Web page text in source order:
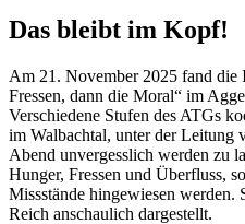
Das bleibt im Kopf!
Am 21. November 2025 fand die
Fressen, dann die Moral“ im
Verschiedene Stufen des ATGs
im Walbachtal, unter der Leitung
Abend unvergesslich werden zu
Hunger, Fressen und Überfluss,
Missstände hingewiesen werden.
Reich anschaulich dargestellt.